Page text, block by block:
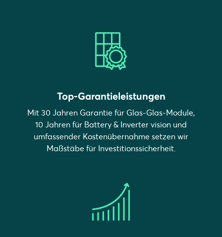
Top-Garantieleistungen
Mit 30 Jahren Garantie für Glas-Glas-Module,
10 Jahren für Battery & Inverter vision und
umfassender Kostenübernahme setzen wir
Maßstäbe für Investitionssicherheit.